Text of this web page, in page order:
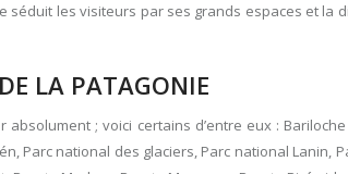
séduit les visiteurs par ses grands espaces et la
LA PATAGONIE
; voici certains d’entre eux : Bariloche
Parc national des glaciers, Parc national Lanin,